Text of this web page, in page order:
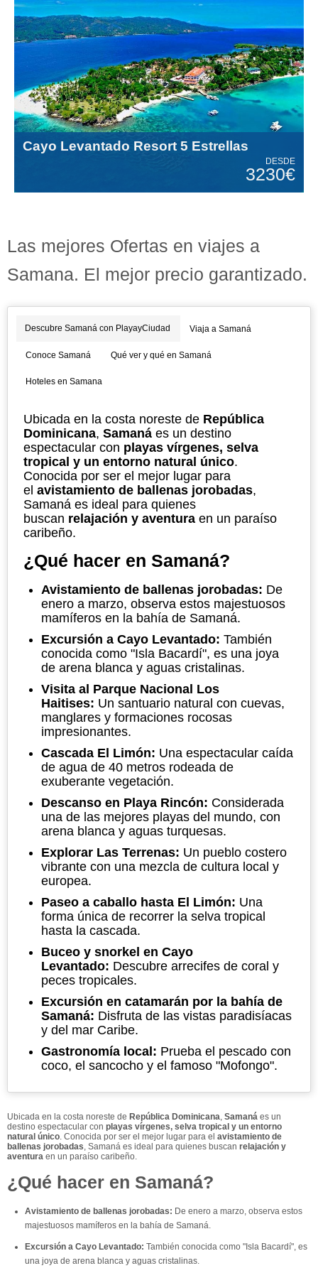
Cayo Levantado Resort 5 Estrellas
DESDE
3230€
Las mejores Ofertas en viajes a
Samana. El mejor precio garantizado.
Descubre Samaná con PlayayCiudad Viaja a Samaná
Conoce Samaná Qué ver y qué en Samaná
Hoteles en Samana
Ubicada en la costa noreste de República
Dominicana, Samaná es un destino
espectacular con playas vírgenes, selva
tropical y un entorno natural único.
Conocida por ser el mejor lugar para
el avistamiento de ballenas jorobadas,
Samaná es ideal para quienes
buscan relajación y aventura en un paraíso
caribeño.
¿Qué hacer en Samaná?
Avistamiento de ballenas jorobadas: De
enero a marzo, observa estos majestuosos
mamíferos en la bahía de Samaná.
Excursión a Cayo Levantado: También
conocida como "Isla Bacardí", es una joya
de arena blanca y aguas cristalinas.
Visita al Parque Nacional Los
Haitises: Un santuario natural con cuevas,
manglares y formaciones rocosas
impresionantes.
Cascada El Limón: Una espectacular caída
de agua de 40 metros rodeada de
exuberante vegetación.
Descanso en Playa Rincón: Considerada
una de las mejores playas del mundo, con
arena blanca y aguas turquesas.
Explorar Las Terrenas: Un pueblo costero
vibrante con una mezcla de cultura local y
europea.
Paseo a caballo hasta El Limón: Una
forma única de recorrer la selva tropical
hasta la cascada.
Buceo y snorkel en Cayo
Levantado: Descubre arrecifes de coral y
peces tropicales.
Excursión en catamarán por la bahía de
Samaná: Disfruta de las vistas paradisíacas
y del mar Caribe.
Gastronomía local: Prueba el pescado con
coco, el sancocho y el famoso "Mofongo".
Ubicada en la costa noreste de República Dominicana Samaná es un
destino espectacular con playas vírgenes, selva tropical y un entorno
natural único . Conocida por ser el mejor lugar para el avistamiento de
ballenas jorobadas , Samaná es ideal para quienes buscan relajación y
aventura en un paraíso caribeño.
¿Qué hacer en Samaná?
Avistamiento de ballenas jorobadas: De enero a marzo, observa estos
majestuosos mamíferos en la bahía de Samaná.
Excursión a Cayo Levantado: También conocida como "Isla Bacardí", es
una joya de arena blanca y aguas cristalinas.